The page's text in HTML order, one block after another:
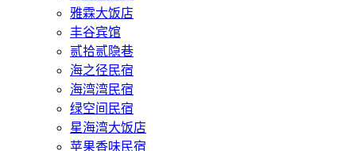
雅霖大饭店
丰谷宾馆
贰拾贰隐巷
海之径民宿
海湾湾民宿
绿空间民宿
星海湾大饭店
苹果香味民宿